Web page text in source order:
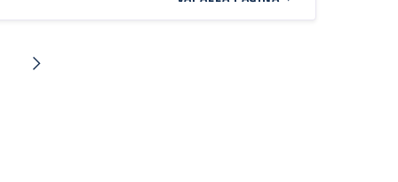
Pagina successiva